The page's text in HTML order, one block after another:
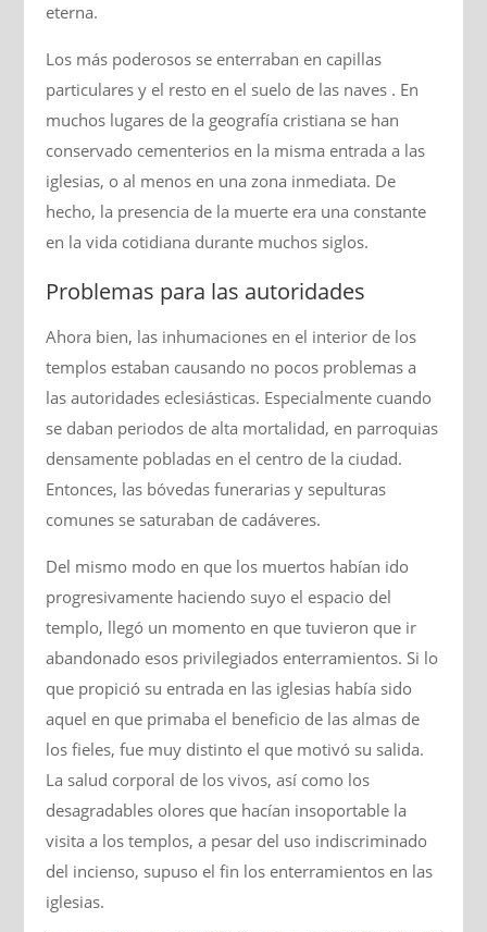
eterna.
Los más poderosos se enterraban en capillas
particulares y el resto en el suelo de las naves . En
muchos lugares de la geografía cristiana se han
conservado cementerios en la misma entrada a las
iglesias, o al menos en una zona inmediata. De
hecho, la presencia de la muerte era una constante
en la vida cotidiana durante muchos siglos.
Problemas para las autoridades
Ahora bien, las inhumaciones en el interior de los
templos estaban causando no pocos problemas a
las autoridades eclesiásticas. Especialmente cuando
se daban periodos de alta mortalidad, en parroquias
densamente pobladas en el centro de la ciudad.
Entonces, las bóvedas funerarias y sepulturas
comunes se saturaban de cadáveres.
Del mismo modo en que los muertos habían ido
progresivamente haciendo suyo el espacio del
templo, llegó un momento en que tuvieron que ir
abandonado esos privilegiados enterramientos. Si lo
que propició su entrada en las iglesias había sido
aquel en que primaba el beneficio de las almas de
los fieles, fue muy distinto el que motivó su salida.
La salud corporal de los vivos, así como los
desagradables olores que hacían insoportable la
visita a los templos, a pesar del uso indiscriminado
del incienso, supuso el fin los enterramientos en las
iglesias.